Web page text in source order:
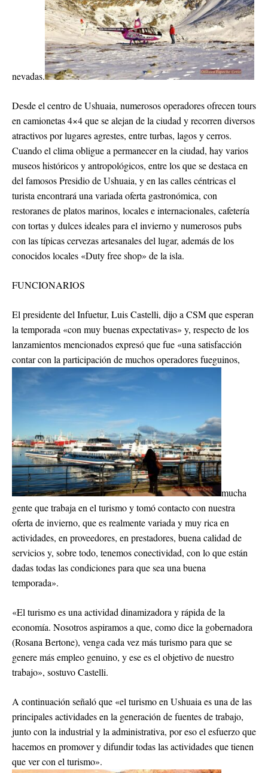
nevadas.
Desde el centro de Ushuaia, numerosos operadores ofrecen tours
en camionetas 4×4 que se alejan de la ciudad y recorren diversos
atractivos por lugares agrestes, entre turbas, lagos y cerros.
Cuando el clima obligue a permanecer en la ciudad, hay varios
museos históricos y antropológicos, entre los que se destaca en
del famosos Presidio de Ushuaia, y en las calles céntricas el
turista encontrará una variada oferta gastronómica, con
restoranes de platos marinos, locales e internacionales, cafetería
con tortas y dulces ideales para el invierno y numerosos pubs
con las típicas cervezas artesanales del lugar, además de los
conocidos locales «Duty free shop» de la isla.
FUNCIONARIOS
El presidente del Infuetur, Luis Castelli, dijo a CSM que esperan
la temporada «con muy buenas expectativas» y, respecto de los
lanzamientos mencionados expresó que fue «una satisfacción
contar con la participación de muchos operadores fueguinos,
mucha
gente que trabaja en el turismo y tomó contacto con nuestra
oferta de invierno, que es realmente variada y muy rica en
actividades, en proveedores, en prestadores, buena calidad de
servicios y, sobre todo, tenemos conectividad, con lo que están
dadas todas las condiciones para que sea una buena
temporada».
«El turismo es una actividad dinamizadora y rápida de la
economía. Nosotros aspiramos a que, como dice la gobernadora
(Rosana Bertone), venga cada vez más turismo para que se
genere más empleo genuino, y ese es el objetivo de nuestro
trabajo», sostuvo Castelli.
A continuación señaló que «el turismo en Ushuaia es una de las
principales actividades en la generación de fuentes de trabajo,
junto con la industrial y la administrativa, por eso el esfuerzo que
hacemos en promover y difundir todas las actividades que tienen
que ver con el turismo».